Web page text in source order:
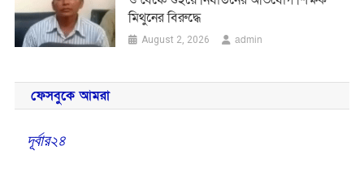
মিথুনের বিরুদ্ধে
August 2, 2026 admin
ফেসবুকে আমরা
দূর্বার২৪